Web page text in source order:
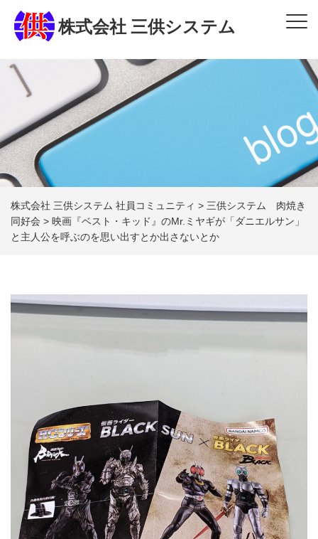
株式会社 三供システム
株式会社 三供システム 社員コミュニティ > 三供システム 肉焼き
同好会 > 映画『ベスト・キッド』のMr.ミヤギが「ダニエルサン」
と主人公を呼ぶのを思い出すとか出さないとか